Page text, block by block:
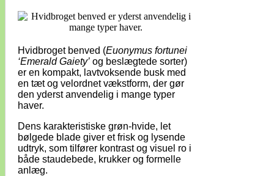
Hvidbroget benved (Euonymus fortunei
‘Emerald Gaiety’ og beslægtede sorter)
er en kompakt, lavtvoksende busk med
en tæt og velordnet vækstform, der gør
den yderst anvendelig i mange typer
haver.
Dens karakteristiske grøn-hvide, let
bølgede blade giver et frisk og lysende
udtryk, som tilfører kontrast og visuel ro i
både staudebede, krukker og formelle
anlæg.